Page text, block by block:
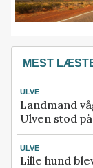
MEST
ULVE
Landmand
Ulven stod
ULVE
Lille hund